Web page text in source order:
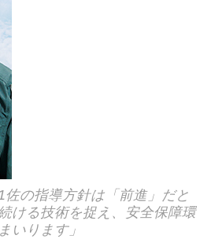
佐の指導方針は「前進」だと
ける技術を捉え、安全保障環
いります」